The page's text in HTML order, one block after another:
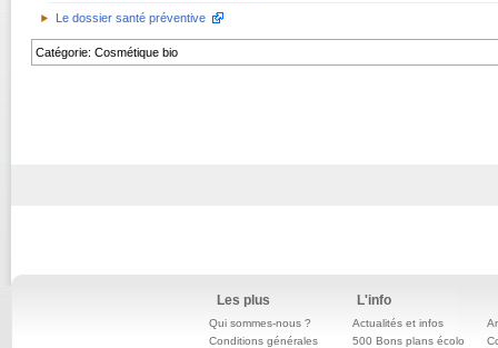
Le dossier santé préventive
Catégorie:Cosmétique bio
Les plus
Qui sommes-nous ?
Conditions générales
L'info
Actualités et infos
500 Bons plans écolo